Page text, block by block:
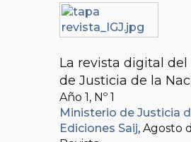
La revista digital
de Justicia de la
Año 1, Nº 1
Ministerio de Justicia
Ediciones Saij, Agosto